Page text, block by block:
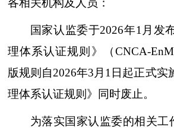
各相关机构及人员：
国家认监委于2026年1月发
理体系认证规则》（CNCA-
版规则自2026年3月1日起正式实
理体系认证规则》同时废止。
为落实国家认监委的相关工